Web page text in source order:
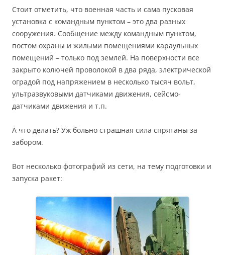
Стоит отметить, что военная часть и сама пусковая
установка с командным пунктом – это два разных
сооружения. Сообщение между командным пунктом,
постом охраны и жилыми помещениями караульных
помещений – только под землей. На поверхности все
закрыто колючей проволокой в два ряда, электрической
оградой под напряжением в несколько тысяч вольт,
ультразвуковыми датчиками движения, сейсмо-
датчиками движения и т.п.
А что делать? Уж больно страшная сила спрятаны за
забором.
Вот несколько фотографий из сети, на тему подготовки и
запуска ракет: